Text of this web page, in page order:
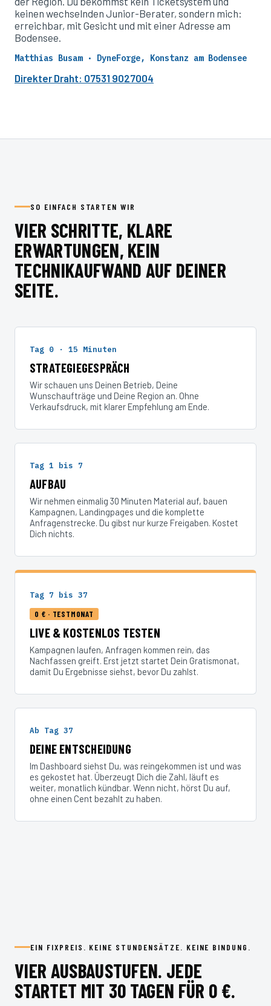
keinen wechselnden Junior-Berater, sondern mich:
erreichbar, mit Gesicht und mit einer Adresse am
Bodensee.
Matthias Busam · DyneForge, Konstanz am Bodensee
Direkter Draht: 07531 9027004
SO EINFACH STARTEN WIR
VIER SCHRITTE, KLARE
ERWARTUNGEN, KEIN
TECHNIKAUFWAND AUF DEINER
SEITE.
Tag 0 · 15 Minuten
STRATEGIEGESPRÄCH
Wir schauen uns Deinen Betrieb, Deine
Wunschaufträge und Deine Region an. Ohne
Verkaufsdruck, mit klarer Empfehlung am Ende.
Tag 1 bis 7
AUFBAU
Wir nehmen einmalig 30 Minuten Material auf, bauen
Kampagnen, Landingpages und die komplette
Anfragenstrecke. Du gibst nur kurze Freigaben. Kostet
Dich nichts.
Tag 7 bis 37
0 € · TESTMONAT
LIVE & KOSTENLOS TESTEN
Kampagnen laufen, Anfragen kommen rein, das
Nachfassen greift. Erst jetzt startet Dein Gratismonat,
damit Du Ergebnisse siehst, bevor Du zahlst.
Ab Tag 37
DEINE ENTSCHEIDUNG
Im Dashboard siehst Du, was reingekommen ist und was
es gekostet hat. Überzeugt Dich die Zahl, läuft es
weiter, monatlich kündbar. Wenn nicht, hörst Du auf,
ohne einen Cent bezahlt zu haben.
EIN FIXPREIS. KEINE STUNDENSÄTZE. KEINE BINDUNG.
VIER AUSBAUSTUFEN. JEDE
STARTET MIT 30 TAGEN FÜR 0 €.